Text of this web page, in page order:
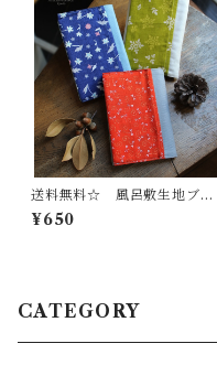
送料無料☆ 風呂敷生地ブッ
クカバー
¥650
CATEGORY